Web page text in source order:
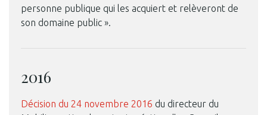
personne publique qui les acquiert et relèveront de
son domaine public ».
2016
Décision du 24 novembre 2016 du directeur du